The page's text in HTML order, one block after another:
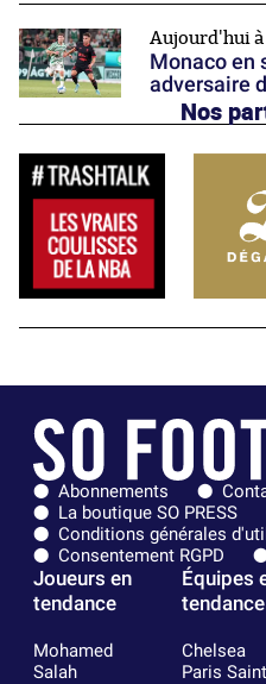
Aujourd'hui à
Monaco en
adversaire
Nos
Abonnements
La boutique SO PRESS
Conditions générales
Consentement RGPD
Joueurs en
tendance
Mohamed
Salah
Équipes
tendance
Chelsea
Paris